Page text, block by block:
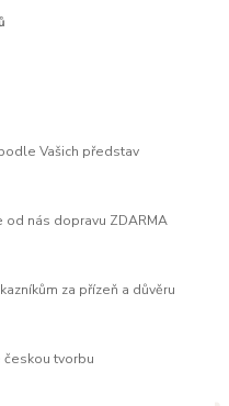
Vašich představ
od nás dopravu ZDARMA
za přízeň a důvěru
tvorbu